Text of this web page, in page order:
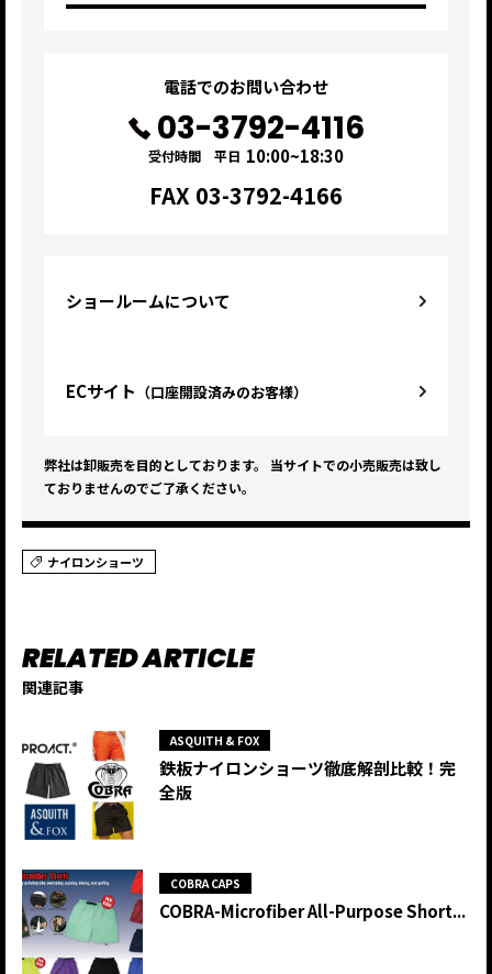
電話でのお問い合わせ
03-3792-4116
受付時間 平日 10:00~18:30
FAX 03-3792-4166
ショールームについて
ECサイト （口座開設済みのお客様）
弊社は卸販売を目的としております。 当サイトでの小売販売は致し
ておりませんのでご了承ください。
ナイロンショーツ
関連記事
ASQUITH & FOX
鉄板ナイロンショーツ徹底解剖比較！完
全版
COBRA CAPS
COBRA-Microfiber All-Purpose Short...